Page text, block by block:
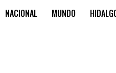
NACIONAL MUNDO